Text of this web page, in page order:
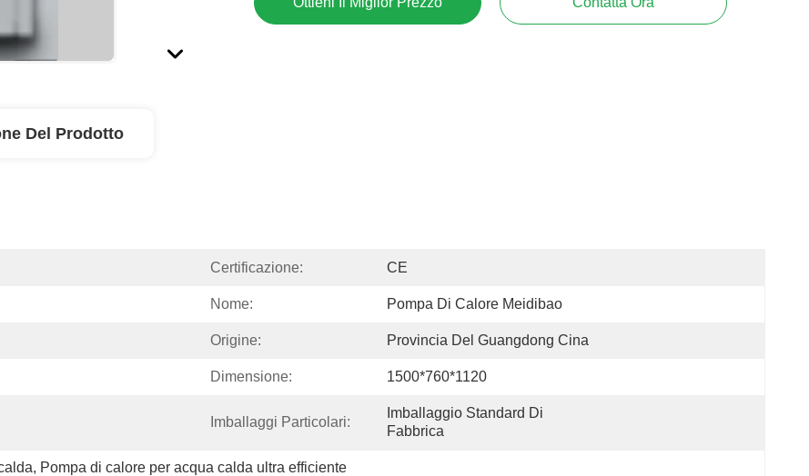
Del Prodotto
Certificazione: CE
Nome: Pompa Di Calore Meidibao
Origine: Provincia Del Guangdong Cina
Dimensione: 1500*760*1120
Imballaggi Particolari:
Imballaggio Standard Di
Fabbrica
, Pompa di calore per acqua calda ultra efficiente